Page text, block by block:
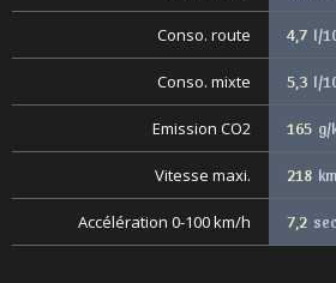
Conso. route 4,7 l/
Conso. mixte 5,3 l/
Emission CO2 165 g/
Vitesse maxi. 218
Accélération 0-100 km/h 7,2 sec.